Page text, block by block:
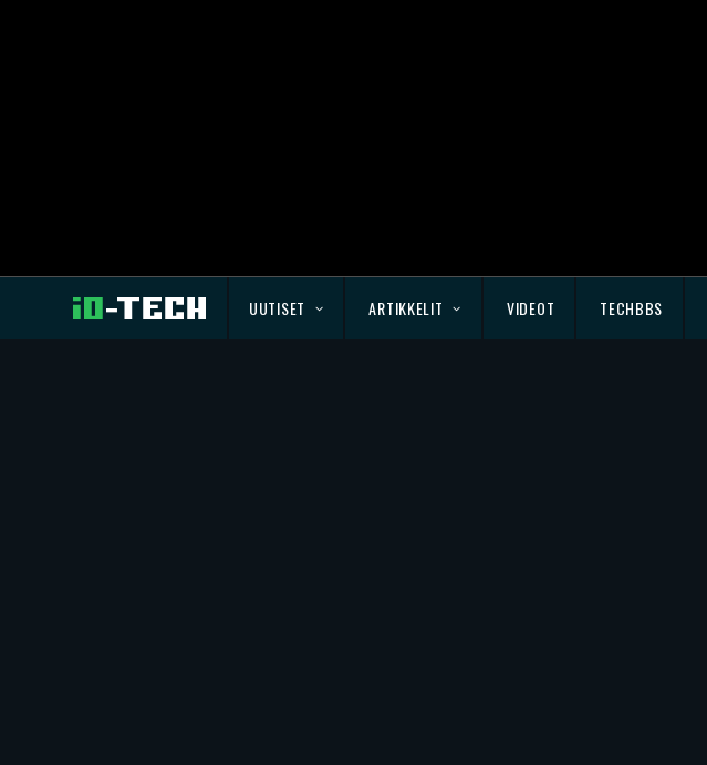
UUTISET ARTIKKELIT VIDEOT TECHBBS